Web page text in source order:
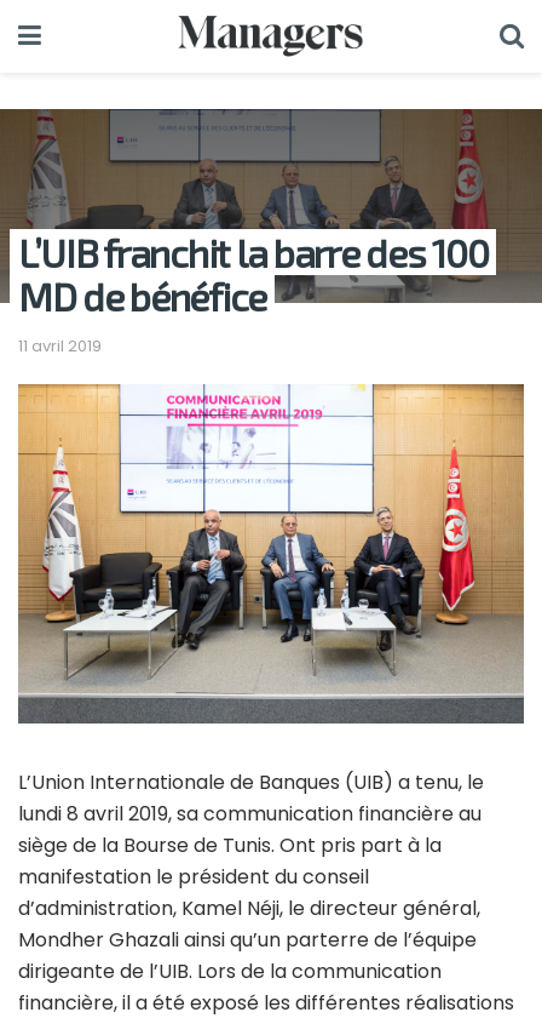
L’UIB franchit la barre des 100
MD de bénéfice
11 avril 2019
L’Union Internationale de Banques (UIB) a tenu, le
lundi 8 avril 2019, sa communication financière au
siège de la Bourse de Tunis. Ont pris part à la
manifestation le président du conseil
d’administration, Kamel Néji, le directeur général,
Mondher Ghazali ainsi qu’un parterre de l’équipe
dirigeante de l’UIB. Lors de la communication
financière, il a été exposé les différentes réalisations